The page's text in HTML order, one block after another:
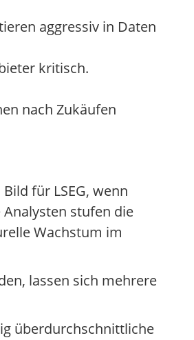
aggressiv in Daten
kritisch.
nach Zukäufen
für LSEG, wenn
stufen die
Wachstum im
lassen sich mehrere
überdurchschnittliche